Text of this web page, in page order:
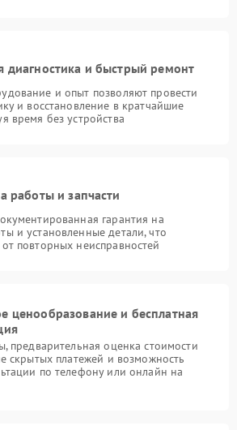
диагностика и быстрый ремонт
и опыт позволяют провести
и восстановление в кратчайшие
время без устройства
работы и запчасти
гарантия на
и установленные детали, что
повторных неисправностей
ценообразование и бесплатная
предварительная оценка стоимости
скрытых платежей и возможность
по телефону или онлайн на